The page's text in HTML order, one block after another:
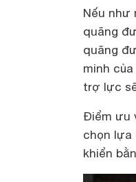
Nếu như
quãng
quãng
minh
trợ lực
Điểm ưu
chọn lựa
khiển